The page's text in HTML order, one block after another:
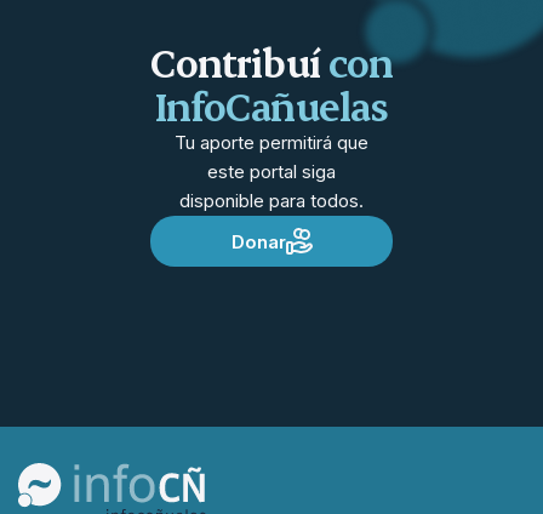
Contribuícon
InfoCañuelas
Tu aporte permitirá que
este portal siga
disponible para todos.
Donar